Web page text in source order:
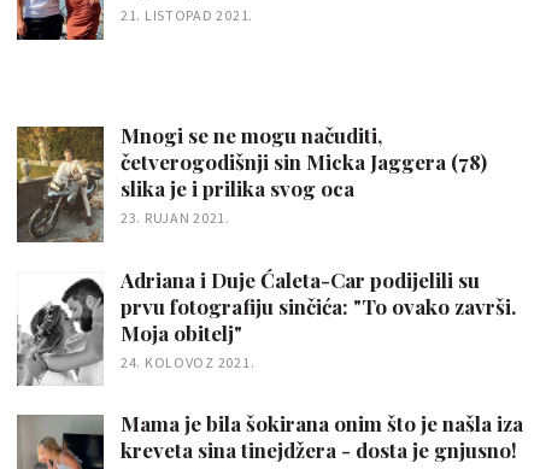
21. LISTOPAD 2021.
Mnogi se ne mogu načuditi,
četverogodišnji sin Micka Jaggera (78)
slika je i prilika svog oca
23. RUJAN 2021.
Adriana i Duje Ćaleta-Car podijelili su
prvu fotografiju sinčića: "To ovako završi.
Moja obitelj"
24. KOLOVOZ 2021.
Mama je bila šokirana onim što je našla iza
kreveta sina tinejdžera - dosta je gnjusno!